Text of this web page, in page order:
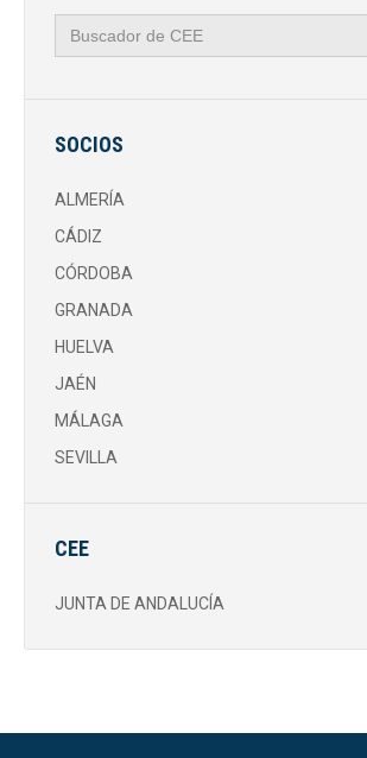
publicaciones
Buscar:
SOCIOS
ALMERÍA
CÁDIZ
CÓRDOBA
GRANADA
HUELVA
JAÉN
MÁLAGA
SEVILLA
CEE
JUNTA DE ANDALUCÍA